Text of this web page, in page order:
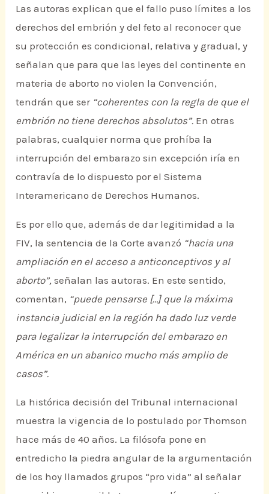
Las autoras explican que el fallo puso límites a los
derechos del embrión y del feto al reconocer que
su protección es condicional, relativa y gradual, y
señalan que para que las leyes del continente en
materia de aborto no violen la Convención,
tendrán que ser “coherentes con la regla de que el
embrión no tiene derechos absolutos”. En otras
palabras, cualquier norma que prohíba la
interrupción del embarazo sin excepción iría en
contravía de lo dispuesto por el Sistema
Interamericano de Derechos Humanos.
Es por ello que, además de dar legitimidad a la
FIV, la sentencia de la Corte avanzó “hacia una
ampliación en el acceso a anticonceptivos y al
aborto”, señalan las autoras. En este sentido,
comentan, “puede pensarse […] que la máxima
instancia judicial en la región ha dado luz verde
para legalizar la interrupción del embarazo en
América en un abanico mucho más amplio de
casos”.
La histórica decisión del Tribunal internacional
muestra la vigencia de lo postulado por Thomson
hace más de 40 años. La filósofa pone en
entredicho la piedra angular de la argumentación
de los hoy llamados grupos “pro vida” al señalar